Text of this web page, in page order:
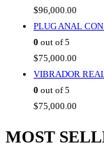
$96,000.00
PLUG ANAL
0 out of 5
$75,000.00
VIBRADOR
0 out of 5
$75,000.00
MOST